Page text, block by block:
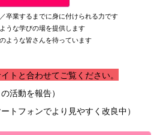
卒業するまでに身に付けられる力です
うな学びの場を提供します
ような皆さんを待っています
トと合わせてご覧ください。
の活動を報告）
ートフォンでより見やすく改良中）